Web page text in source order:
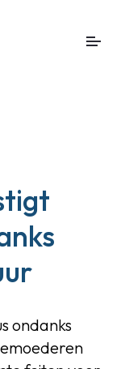
ondanks